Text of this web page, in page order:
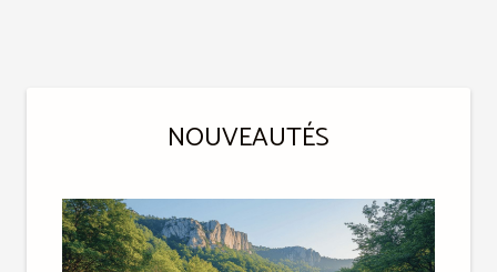
NOUVEAUTÉS